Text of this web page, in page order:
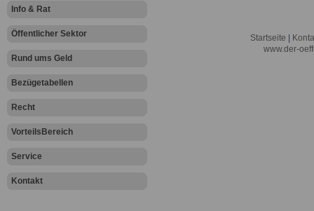
Info & Rat
Öffentlicher Sektor
Rund ums Geld
Bezügetabellen
Recht
VorteilsBereich
Service
Kontakt
Startseite
www.der-